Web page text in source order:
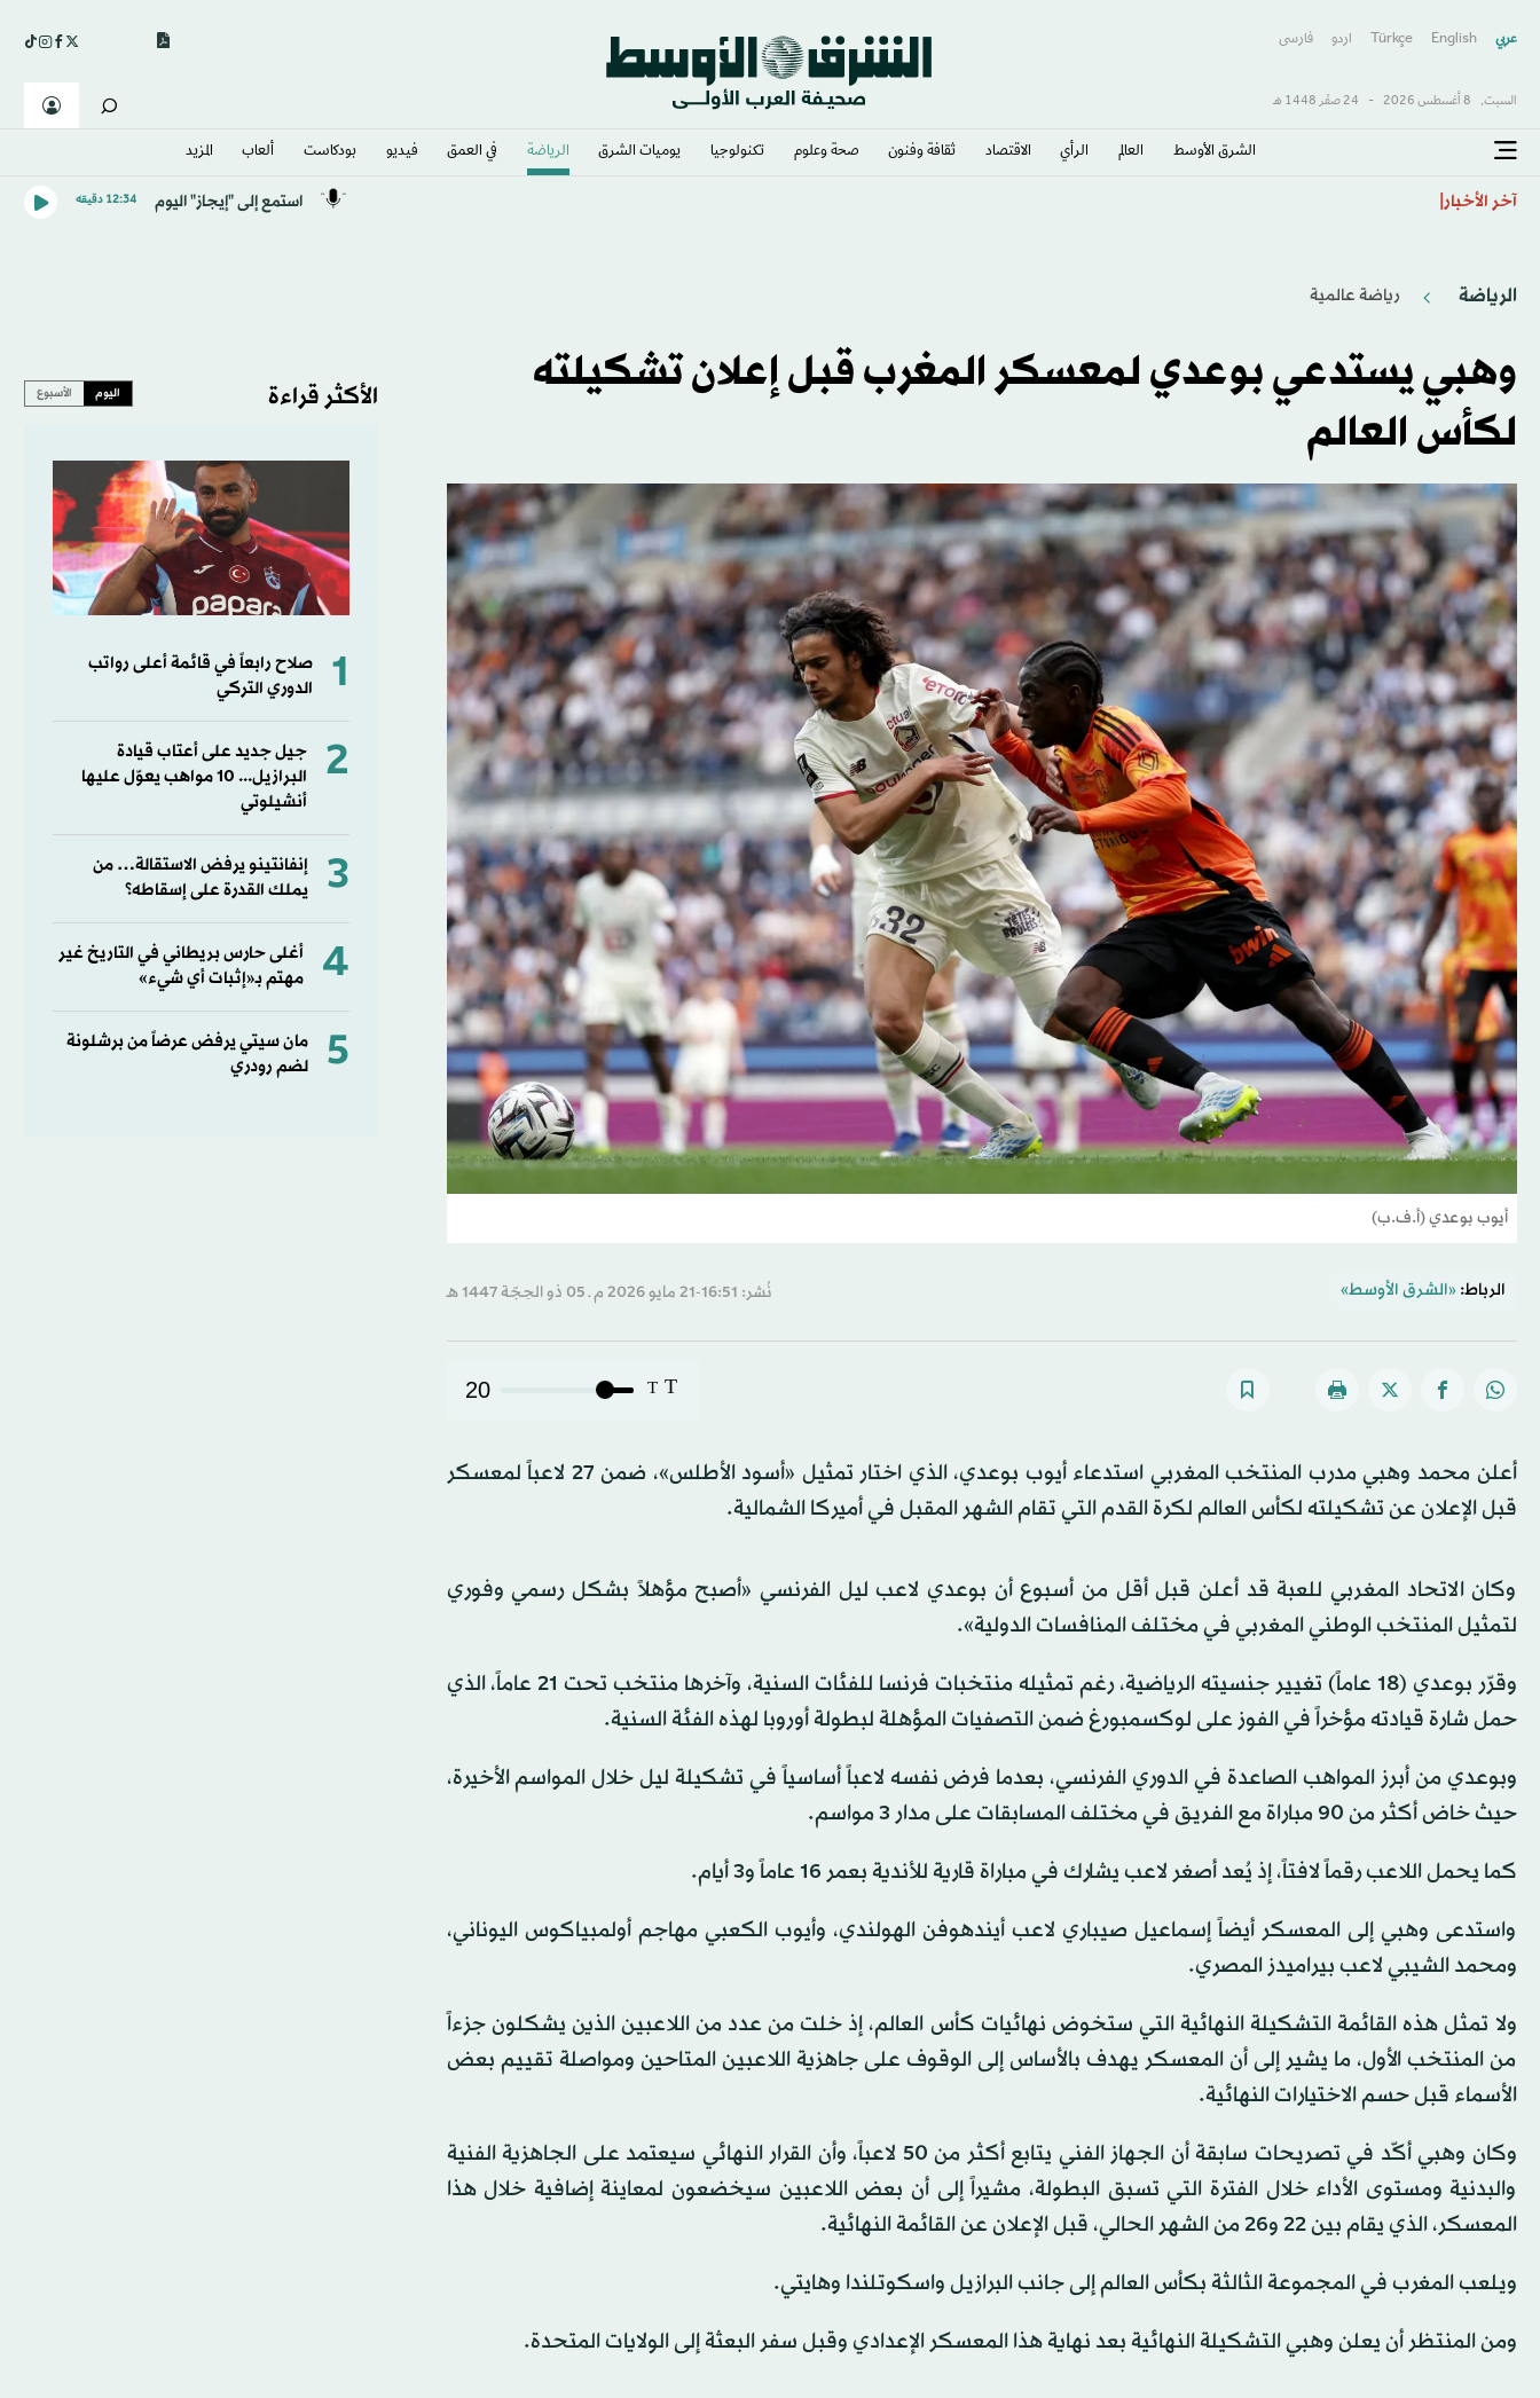
عربي English
Türkçe اردو فارسى
السبت, 8 أغسطس 2026 - 24 صفَر 1448 هـ
الشرق الأوسط​ العالم الرأي الاقتصاد ثقافة وفنون صحة وعلوم تكنولوجيا يوميات الشرق​ الرياضة في العمق فيديو بودكاست ألعاب المزيد
آخر الأخبار استمع إلى "إيجاز" اليوم 12:34 دقيقه
الرياضة رياضة عالمية
وهبي يستدعي بوعدي لمعسكر المغرب قبل إعلان تشكيلته
لكأس العالم
أيوب بوعدي (أ.ف.ب)
الرباط: «الشرق الأوسط» نُشر: 16:51-21 مايو 2026 م ـ 05 ذو الحِجّة 1447 هـ
T
T
20
أعلن محمد وهبي مدرب المنتخب المغربي استدعاء أيوب بوعدي، الذي اختار تمثيل «أسود الأطلس»، ضمن 27 لاعباً لمعسكر
قبل الإعلان عن تشكيلته لكأس العالم لكرة القدم التي تقام الشهر المقبل في أميركا الشمالية.
وكان الاتحاد المغربي للعبة قد أعلن قبل أقل من أسبوع أن بوعدي لاعب ليل الفرنسي «أصبح مؤهلاً بشكل رسمي وفوري
لتمثيل المنتخب الوطني المغربي في مختلف المنافسات الدولية».
وقرّر بوعدي (18 عاماً) تغيير جنسيته الرياضية، رغم تمثيله منتخبات فرنسا للفئات السنية، وآخرها منتخب تحت 21 عاماً، الذي
حمل شارة قيادته مؤخراً في الفوز على لوكسمبورغ ضمن التصفيات المؤهلة لبطولة أوروبا لهذه الفئة السنية.
وبوعدي من أبرز المواهب الصاعدة في الدوري الفرنسي، بعدما فرض نفسه لاعباً أساسياً في تشكيلة ليل خلال المواسم الأخيرة،
حيث خاض أكثر من 90 مباراة مع الفريق في مختلف المسابقات على مدار 3 مواسم.
كما يحمل اللاعب رقماً لافتاً، إذ يُعد أصغر لاعب يشارك في مباراة قارية للأندية بعمر 16 عاماً و3 أيام.
واستدعى وهبي إلى المعسكر أيضاً إسماعيل صيباري لاعب أيندهوفن الهولندي، وأيوب الكعبي مهاجم أولمبياكوس اليوناني،
ومحمد الشيبي لاعب بيراميدز المصري.
ولا تمثل هذه القائمة التشكيلة النهائية التي ستخوض نهائيات كأس العالم، إذ خلت من عدد من اللاعبين الذين يشكلون جزءاً
من المنتخب الأول، ما يشير إلى أن المعسكر يهدف بالأساس إلى الوقوف على جاهزية اللاعبين المتاحين ومواصلة تقييم بعض
الأسماء قبل حسم الاختيارات النهائية.
وكان وهبي أكّد في تصريحات سابقة أن الجهاز الفني يتابع أكثر من 50 لاعباً، وأن القرار النهائي سيعتمد على الجاهزية الفنية
والبدنية ومستوى الأداء خلال الفترة التي تسبق البطولة، مشيراً إلى أن بعض اللاعبين سيخضعون لمعاينة إضافية خلال هذا
المعسكر، الذي يقام بين 22 و26 من الشهر الحالي، قبل الإعلان عن القائمة النهائية.
ويلعب المغرب في المجموعة الثالثة بكأس العالم إلى جانب البرازيل واسكوتلندا وهايتي.
ومن المنتظر أن يعلن وهبي التشكيلة النهائية بعد نهاية هذا المعسكر الإعدادي وقبل سفر البعثة إلى الولايات المتحدة.
الأكثر قراءة اليوم الأسبوع
1
صلاح رابعاً في قائمة أعلى رواتب
الدوري التركي
2
جيل جديد على أعتاب قيادة
البرازيل... 10 مواهب يعوّل عليها
أنشيلوتي
3
إنفانتينو يرفض الاستقالة… من
يملك القدرة على إسقاطه؟
4
أغلى حارس بريطاني في التاريخ غير
مهتم بـ«إثبات أي شيء»
5
مان سيتي يرفض عرضاً من برشلونة
لضم رودري